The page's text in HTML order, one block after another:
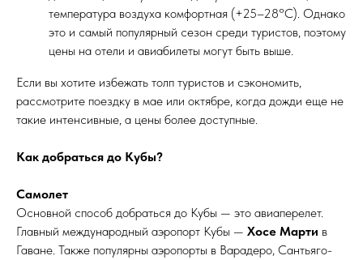
температура воздуха комфортная (+25–28°C). Однако
это и самый популярный сезон среди туристов, поэтому
цены на отели и авиабилеты могут быть выше.
Если вы хотите избежать толп туристов и сэкономить,
рассмотрите поездку в мае или октябре, когда дожди еще не
такие интенсивные, а цены более доступные.
Как добраться до Кубы?
Самолет
Основной способ добраться до Кубы — это авиаперелет.
Главный международный аэропорт Кубы — Хосе Марти в
Гаване. Также популярны аэропорты в Варадеро, Сантьяго-